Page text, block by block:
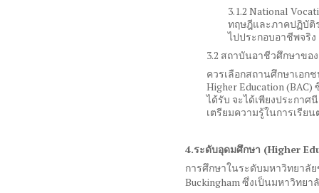
3.1.2 National
ทฤษฎีและภาคปฏิบัติ
ไปประกอบอาชีพจริง
3.2 สถาบันอาชีวศึกษาขอ
ควรเลือกสถานศึกษาเอก
Higher Education (BAC)
ได้รับ จะได้เพียงประกา
เตรียมความรู้ในการเรีย
4.ระดับอุดมศึกษา (Higher
การศึกษาในระดับมหาวิทยา
Buckingham ซึ่งเป็นมหาวิทยา